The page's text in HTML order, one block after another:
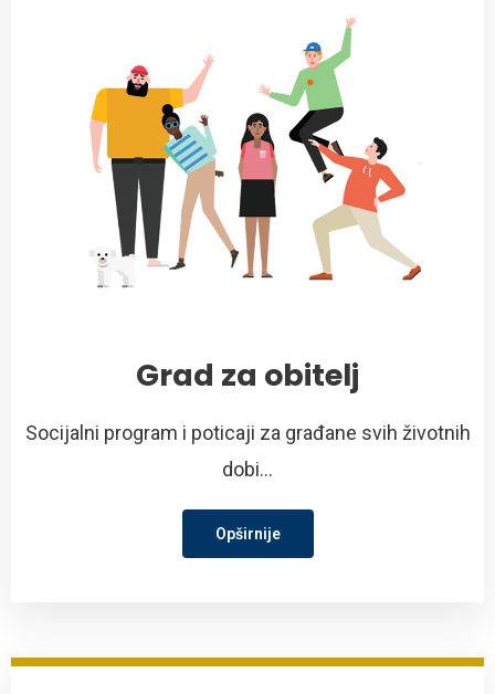
Grad za obitelj
Socijalni program i poticaji za građane svih životnih
dobi...
Opširnije